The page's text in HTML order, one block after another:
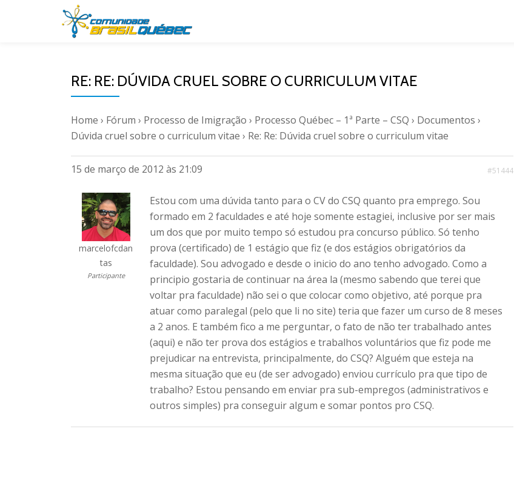
RE: RE: DÚVIDA CRUEL SOBRE O CURRICULUM VITAE
Home › Fórum › Processo de Imigração › Processo Québec – 1ª Parte – CSQ › Documentos ›
Dúvida cruel sobre o curriculum vitae › Re: Re: Dúvida cruel sobre o curriculum vitae
15 de março de 2012 às 21:09 #51444
marcelofcdan
tas
Participante
Estou com uma dúvida tanto para o CV do CSQ quanto pra emprego. Sou
formado em 2 faculdades e até hoje somente estagiei, inclusive por ser mais
um dos que por muito tempo só estudou pra concurso público. Só tenho
prova (certificado) de 1 estágio que fiz (e dos estágios obrigatórios da
faculdade). Sou advogado e desde o inicio do ano tenho advogado. Como a
principio gostaria de continuar na área la (mesmo sabendo que terei que
voltar pra faculdade) não sei o que colocar como objetivo, até porque pra
atuar como paralegal (pelo que li no site) teria que fazer um curso de 8 meses
a 2 anos. E também fico a me perguntar, o fato de não ter trabalhado antes
(aqui) e não ter prova dos estágios e trabalhos voluntários que fiz pode me
prejudicar na entrevista, principalmente, do CSQ? Alguém que esteja na
mesma situação que eu (de ser advogado) enviou currículo pra que tipo de
trabalho? Estou pensando em enviar pra sub-empregos (administrativos e
outros simples) pra conseguir algum e somar pontos pro CSQ.